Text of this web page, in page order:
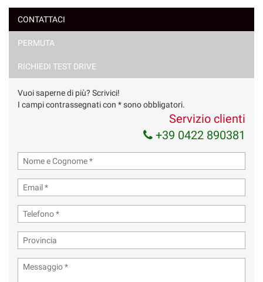
CONTATTACI
PERMUTA
RICHIEDI TEST DRIVE
Vuoi saperne di più? Scrivici!
I campi contrassegnati con * sono obbligatori.
Servizio clienti
+39 0422 890381